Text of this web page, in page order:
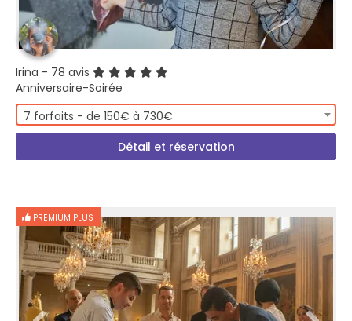
Irina - 78 avis
Anniversaire-Soirée
7 forfaits - de 150€ à 730€
Détail et réservation
PREMIUM PLUS